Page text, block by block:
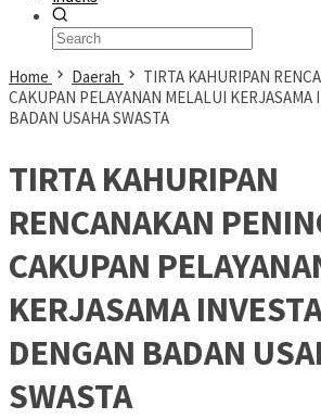
Home Daerah
TIRTA KAHURIPAN
CAKUPAN PELAYANAN MELALUI KERJASAMA
BADAN USAHA SWASTA
TIRTA KAHURIPAN
RENCANAKAN
CAKUPAN
KERJASAMA
DENGAN BADAN
SWASTA